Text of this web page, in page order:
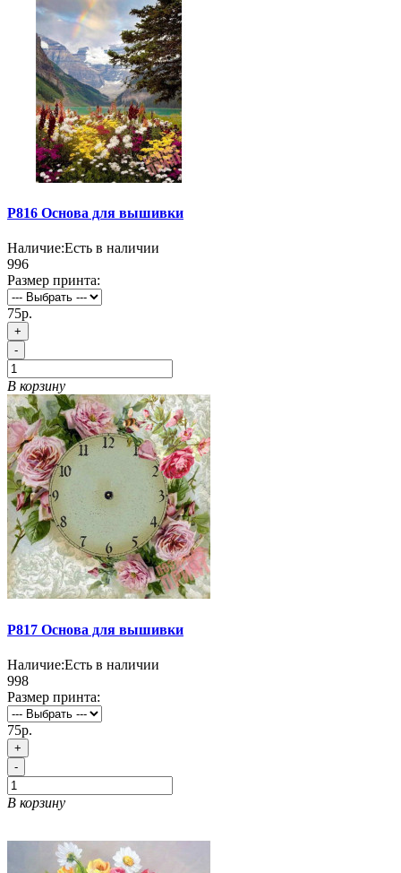
P816 Основа для вышивки
Наличие:Есть в наличии
996
Размер принта:
75р.
+
-
В корзину
P817 Основа для вышивки
Наличие:Есть в наличии
998
Размер принта:
75р.
+
-
В корзину